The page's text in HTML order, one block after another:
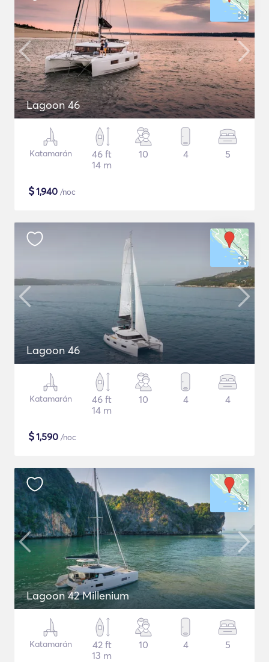
Lagoon 46
Katamarán
46 ft
14 m
10 4 5
$1,940 /noc
Lagoon 46
Katamarán
46 ft
14 m
10 4 4
$1,590 /noc
Lagoon 42 Millenium
Katamarán
42 ft
13 m
10 4 5